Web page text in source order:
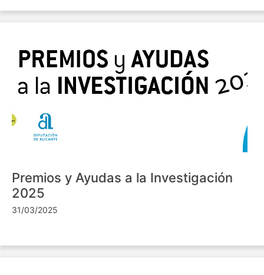
Premios y Ayudas a la Investigación
2025
31/03/2025